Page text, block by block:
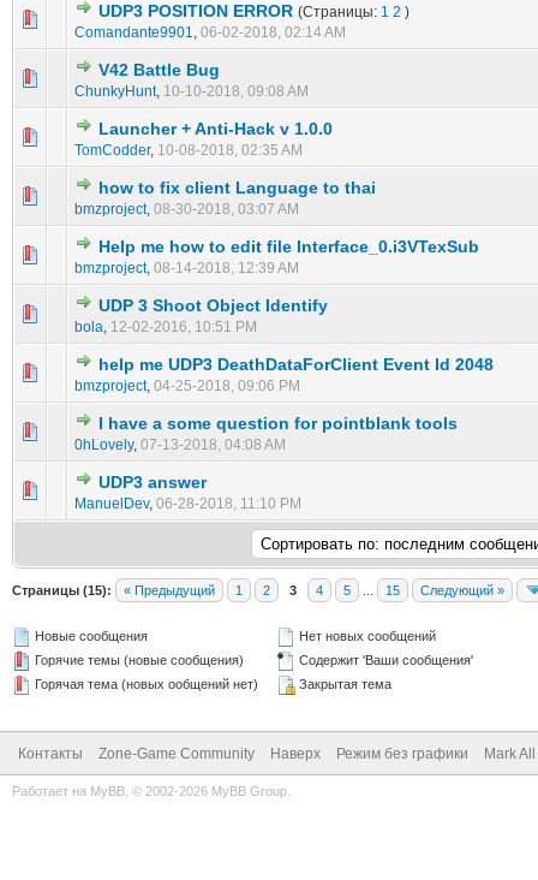
UDP3 POSITION ERROR (Страницы: 1 2 )
Comandante9901
06-02-2018, 02:14 AM
0 голос(ов) - 0 из 5 в среднем
12345
V42 Battle Bug
ChunkyHunt, 10-10-2018, 09:08 AM
0 голос(ов) - 0 из 5 в среднем
1234
Launcher + Anti-Hack v 1.0.0
TomCodder, 10-08-2018, 02:35 AM
0 голос(ов) - 0 из 5 в среднем
1 2345
how to fix client Language to thai
bmzproject, 08-30-2018, 03:07 AM
0 голос(ов) - 0 из 5 в среднем
12345
Help me how to edit file Interface_0.i3VTexSub
bmzproject, 08-14-2018, 12:39 AM
0 голос(ов) - 0 из 5 в среднем
12 345
UDP 3 Shoot Object Identify
bola 12-02-2016, 10:51 PM
0 голос(ов) - 0 из 5 в среднем
12 345
help me UDP3 DeathDataForClient Event Id 2048
bmzproject, 04-25-2018, 09:06 PM
0 голос(ов) - 0 из 5 в среднем
12 3 45
I have a some question for pointblank tools
0hLovely, 07-13-2018, 04:08 AM
0 голос(ов) - 0 из 5 в среднем
123 45
UDP3 answer
ManuelDev, 06-28-2018, 11:10 PM
0 голос(ов) - 0 из 5 в среднем
123
Страницы (15): « Предыдущий 1 2 3 4 5 15 Следующий »
Новые сообщения
Горячие темы (новые сообщения)
Горячая тема (новых ообщений нет)
Нет новых сообщений
Содержит 'Ваши сообщения'
Закрытая тема
Контакты Zone-Game Community Наверх Режим без графики Mark
Работает на MyBB , © 2002-2026 MyBB Group